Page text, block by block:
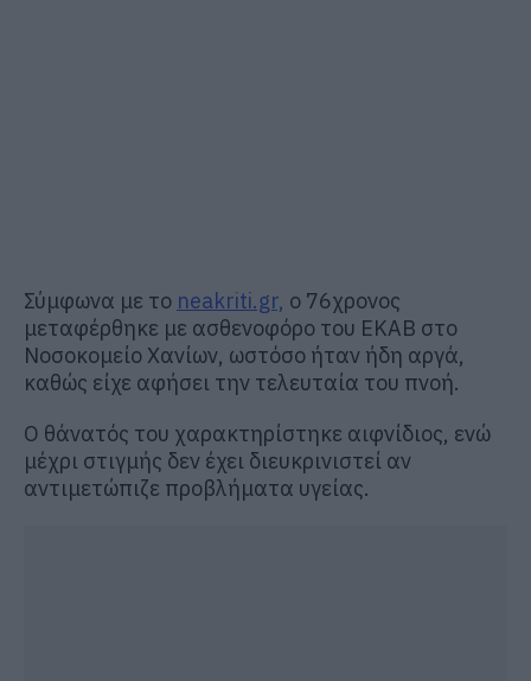
Σύμφωνα με το neakriti.gr, ο 76χρονος
μεταφέρθηκε με ασθενοφόρο του ΕΚΑΒ στο
Νοσοκομείο Χανίων, ωστόσο ήταν ήδη αργά,
καθώς είχε αφήσει την τελευταία του πνοή.
Ο θάνατός του χαρακτηρίστηκε αιφνίδιος, ενώ
μέχρι στιγμής δεν έχει διευκρινιστεί αν
αντιμετώπιζε προβλήματα υγείας.